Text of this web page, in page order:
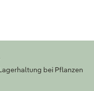
bei Pflanzen